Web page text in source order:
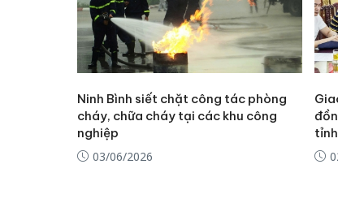
Ninh Bình siết chặt công tác phòng
cháy, chữa cháy tại các khu công
nghiệp
03/06/2026